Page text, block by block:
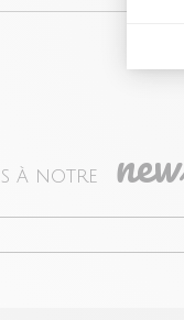
à notre